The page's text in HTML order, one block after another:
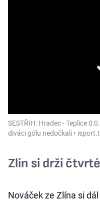
SESTŘIH: Hradec - Teplice
diváci gólu nedočkali •
Zlín si drží
Nováček ze Zlína si